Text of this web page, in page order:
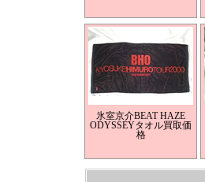
氷室京介BEAT HAZE
ODYSSEYタオル買取価
格